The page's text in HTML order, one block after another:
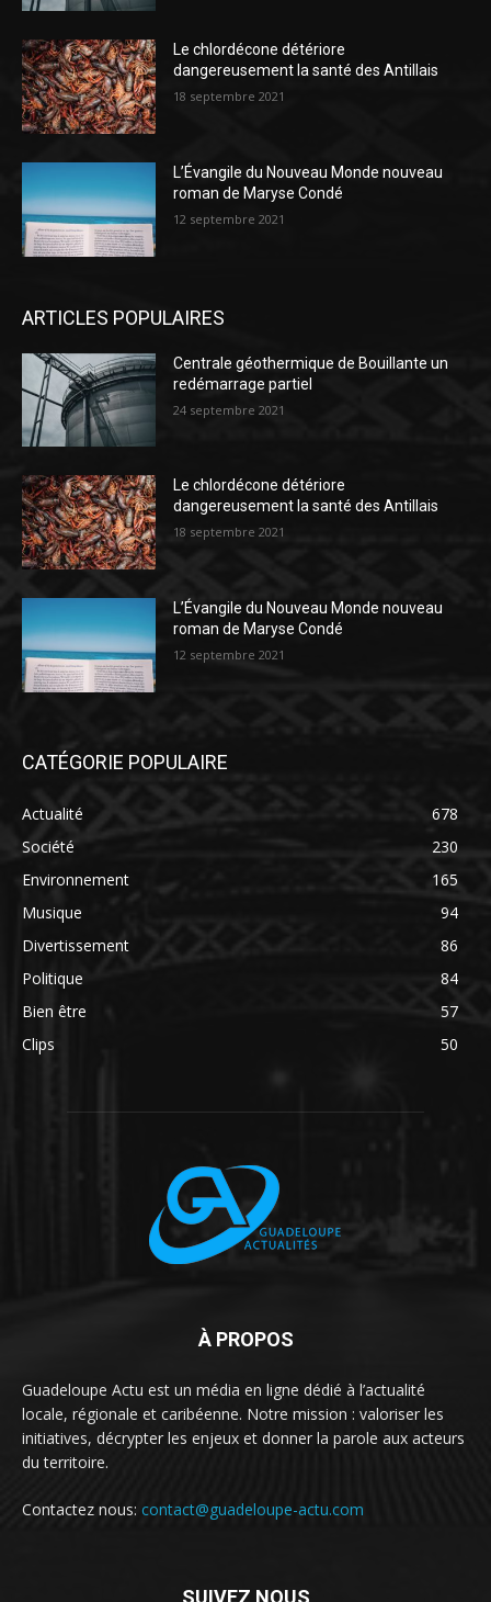
Le chlordécone détériore
dangereusement la santé des Antillais
18 septembre 2021
L’Évangile du Nouveau Monde nouveau
roman de Maryse Condé
12 septembre 2021
ARTICLES POPULAIRES
Centrale géothermique de Bouillante un
redémarrage partiel
24 septembre 2021
Le chlordécone détériore
dangereusement la santé des Antillais
18 septembre 2021
L’Évangile du Nouveau Monde nouveau
roman de Maryse Condé
12 septembre 2021
CATÉGORIE POPULAIRE
Actualité
678
Société
230
Environnement
165
Musique
94
Divertissement
86
Politique
84
Bien être
57
Clips
50
À PROPOS
Guadeloupe Actu est un média en ligne dédié à l’actualité
locale, régionale et caribéenne. Notre mission : valoriser les
initiatives, décrypter les enjeux et donner la parole aux acteurs
du territoire.
Contactez nous: contact@guadeloupe-actu.com
SUIVEZ NOUS